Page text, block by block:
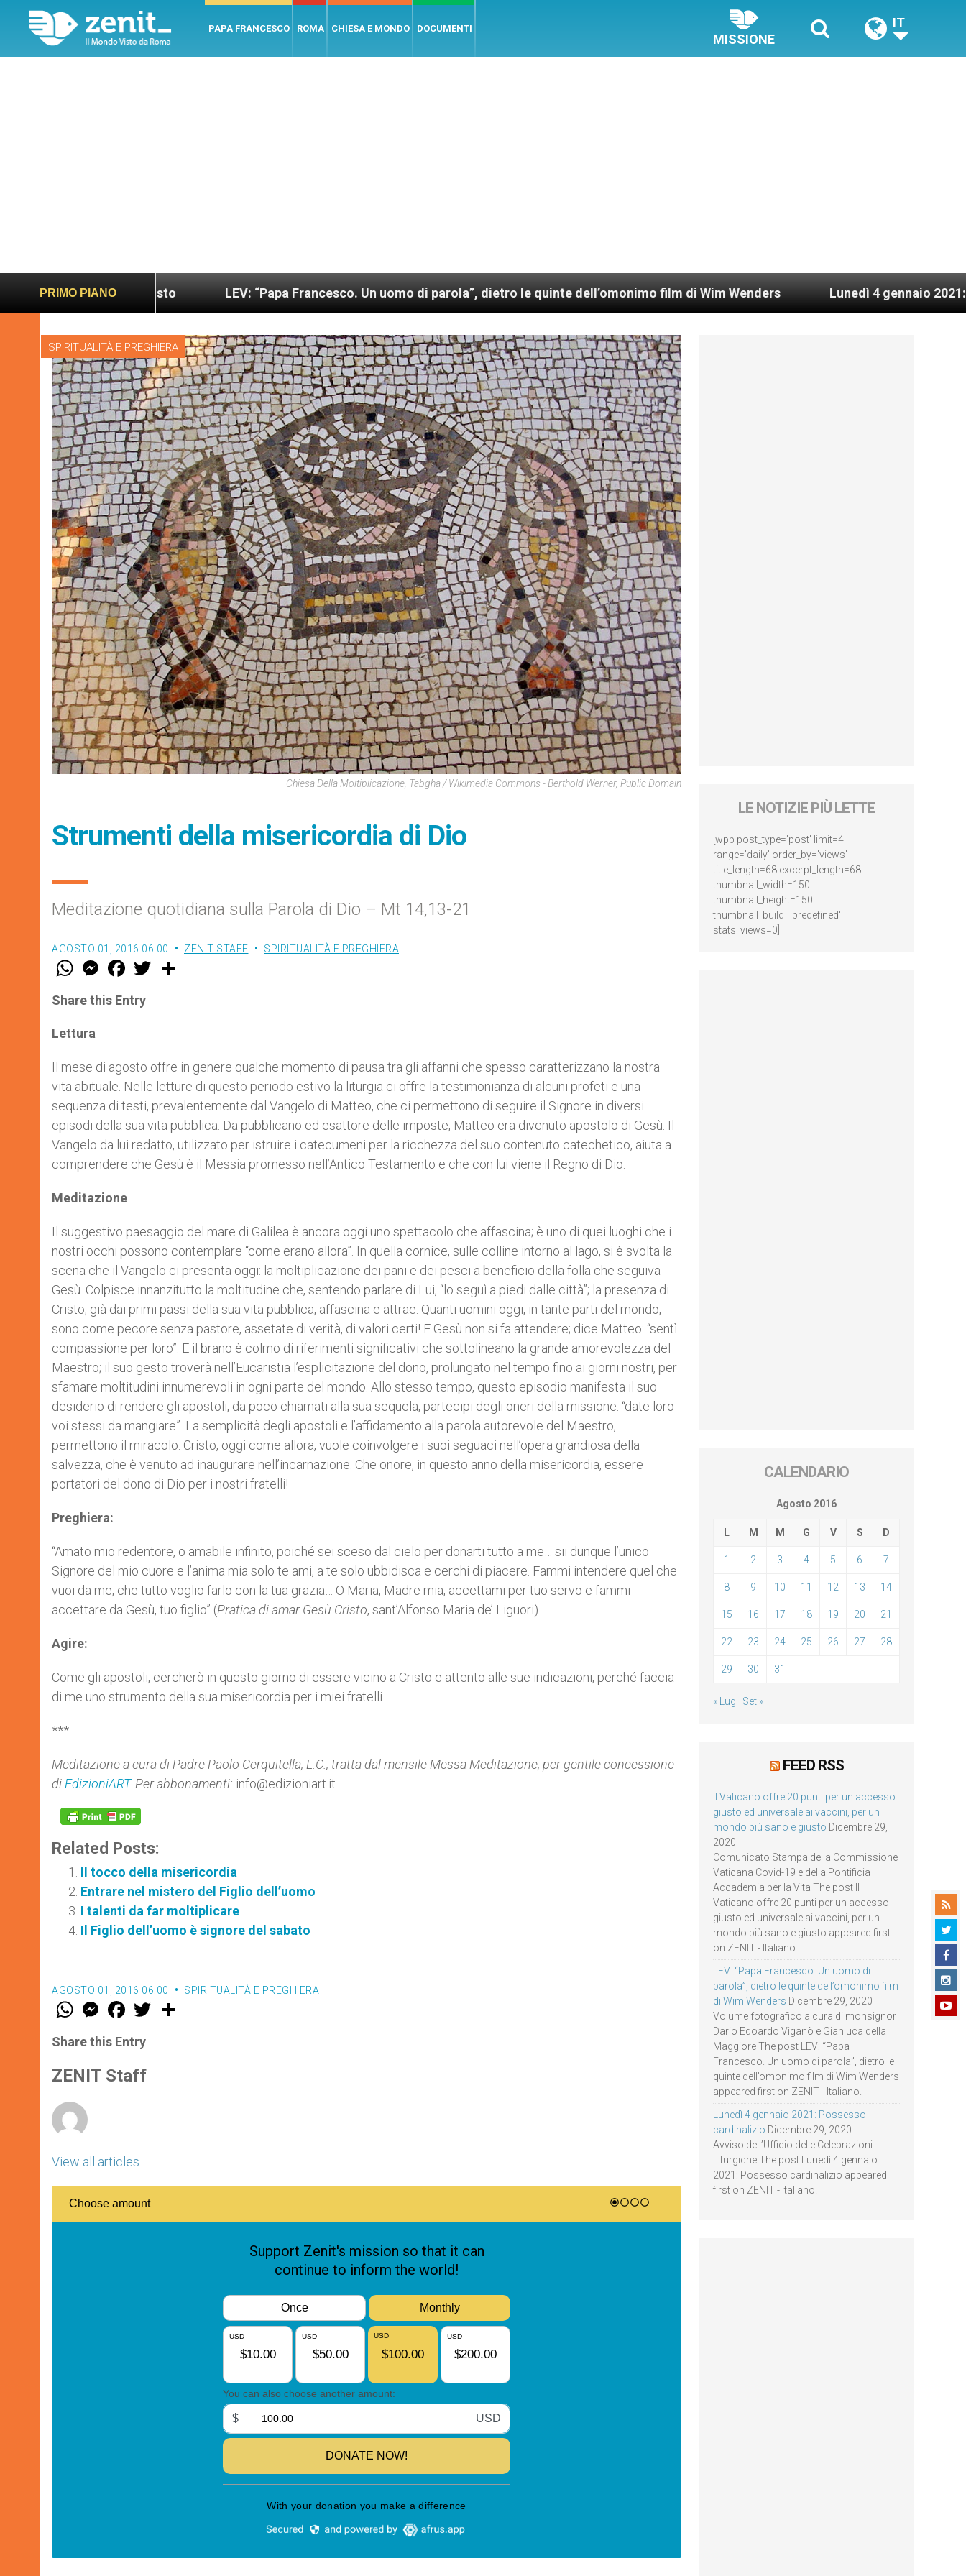
PAPA FRANCESCO ROMA CHIESA E MONDO DOCUMENTI
MISSIONE
IT
PRIMO PIANO
e giusto LEV: “Papa Francesco. Un uomo di parola”, dietro le quinte dell’omonimo film di Wim Wenders Lunedì 4 gennaio 2021: Possesso
SPIRITUALITÀ E PREGHIERA
Chiesa Della Moltiplicazione, Tabgha / Wikimedia Commons - Berthold Werner, Public Domain
Strumenti della misericordia di Dio
Meditazione quotidiana sulla Parola di Dio – Mt 14,13-21
AGOSTO 01, 2016 06:00 ZENIT STAFF SPIRITUALITÀ E PREGHIERA
W
t
s
p
p
M
e
s
e
F
a
e
b
w
Share this Entry
Lettura
Il mese di agosto offre in genere qualche momento di pausa tra gli affanni che spesso caratterizzano la nostra
vita abituale. Nelle letture di questo periodo estivo la liturgia ci offre la testimonianza di alcuni profeti e una
sequenza di testi, prevalentemente dal Vangelo di Matteo, che ci permettono di seguire il Signore in diversi
episodi della sua vita pubblica. Da pubblicano ed esattore delle imposte, Matteo era divenuto apostolo di Gesù. Il
Vangelo da lui redatto, utilizzato per istruire i catecumeni per la ricchezza del suo contenuto catechetico, aiuta a
comprendere che Gesù è il Messia promesso nell’Antico Testamento e che con lui viene il Regno di Dio.
Meditazione
Il suggestivo paesaggio del mare di Galilea è ancora oggi uno spettacolo che affascina; è uno di quei luoghi che i
nostri occhi possono contemplare “come erano allora”. In quella cornice, sulle colline intorno al lago, si è svolta la
scena che il Vangelo ci presenta oggi: la moltiplicazione dei pani e dei pesci a beneficio della folla che seguiva
Gesù. Colpisce innanzitutto la moltitudine che, sentendo parlare di Lui, “lo seguì a piedi dalle città”; la presenza di
Cristo, già dai primi passi della sua vita pubblica, affascina e attrae. Quanti uomini oggi, in tante parti del mondo,
sono come pecore senza pastore, assetate di verità, di valori certi! E Gesù non si fa attendere; dice Matteo: “sentì
compassione per loro”. E il brano è colmo di riferimenti significativi che sottolineano la grande amorevolezza del
Maestro; il suo gesto troverà nell’Eucaristia l’esplicitazione del dono, prolungato nel tempo fino ai giorni nostri, per
sfamare moltitudini innumerevoli in ogni parte del mondo. Allo stesso tempo, questo episodio manifesta il suo
desiderio di rendere gli apostoli, da poco chiamati alla sua sequela, partecipi degli oneri della missione: “date loro
voi stessi da mangiare”. La semplicità degli apostoli e l’affidamento alla parola autorevole del Maestro,
permettono il miracolo. Cristo, oggi come allora, vuole coinvolgere i suoi seguaci nell’opera grandiosa della
salvezza, che è venuto ad inaugurare nell’incarnazione. Che onore, in questo anno della misericordia, essere
portatori del dono di Dio per i nostri fratelli!
Preghiera:
“Amato mio redentore, o amabile infinito, poiché sei sceso dal cielo per donarti tutto a me… sii dunque l’unico
Signore del mio cuore e l’anima mia solo te ami, a te solo ubbidisca e cerchi di piacere. Fammi intendere quel che
vuoi da me, che tutto voglio farlo con la tua grazia… O Maria, Madre mia, accettami per tuo servo e fammi
accettare da Gesù, tuo figlio” (Pratica di amar Gesù Cristo, sant’Alfonso Maria de’ Liguori).
Agire:
Come gli apostoli, cercherò in questo giorno di essere vicino a Cristo e attento alle sue indicazioni, perché faccia
di me uno strumento della sua misericordia per i miei fratelli.
***
Meditazionea cura di Padre Paolo Cerquitella, L.C., tratta dal mensile Messa Meditazione, per gentile concessione
di EdizioniART. Per abbonamenti: info@edizioniart.it.
Related Posts:
Il tocco della misericordia
Entrare nel mistero del Figlio dell’uomo
I talenti da far moltiplicare
Il Figlio dell’uomo è signore del sabato
AGOSTO 01, 2016 06:00 SPIRITUALITÀ E PREGHIERA
W
t
s
p
p
M
e
s
e
g
e
F
a
e
b
o
k
w
Share this Entry
ZENIT Staff
View all articles
LE NOTIZIE PIÙ LETTE
[wpp post_type='post' limit=4
range='daily' order_by='views'
title_length=68 excerpt_length=68
thumbnail_width=150
thumbnail_height=150
thumbnail_build='predefined'
stats_views=0]
CALENDARIO
Agosto 2016
L M M G V S D
1 2 3 4 5 6 7
8 9 10 11 12 13 14
15 16 17 18 19 20 21
22 23 24 25 26 27 28
29 30 31
« Lug Set »
FEED RSS
Il Vaticano offre 20 punti per un accesso
giusto ed universale ai vaccini, per un
mondo più sano e giusto Dicembre 29,
2020
Comunicato Stampa della Commissione
Vaticana Covid-19 e della Pontificia
Accademia per la Vita The post Il
Vaticano offre 20 punti per un accesso
giusto ed universale ai vaccini, per un
mondo più sano e giusto appeared first
on ZENIT - Italiano.
LEV: “Papa Francesco. Un uomo di
parola”, dietro le quinte dell’omonimo film
di Wim Wenders Dicembre 29, 2020
Volume fotografico a cura di monsignor
Dario Edoardo Viganò e Gianluca della
Maggiore The post LEV: “Papa
Francesco. Un uomo di parola”, dietro le
quinte dell’omonimo film di Wim Wenders
appeared first on ZENIT - Italiano.
Lunedì 4 gennaio 2021: Possesso
cardinalizio Dicembre 29, 2020
Avviso dell’Ufficio delle Celebrazioni
Liturgiche The post Lunedì 4 gennaio
2021: Possesso cardinalizio appeared
first on ZENIT - Italiano.